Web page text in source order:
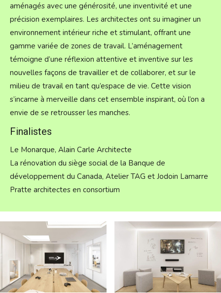
aménagés avec une générosité, une inventivité et une
précision exemplaires. Les architectes ont su imaginer un
environnement intérieur riche et stimulant, offrant une
gamme variée de zones de travail. L’aménagement
témoigne d’une réflexion attentive et inventive sur les
nouvelles façons de travailler et de collaborer, et sur le
milieu de travail en tant qu’espace de vie. Cette vision
s’incarne à merveille dans cet ensemble inspirant, où l’on a
envie de se retrousser les manches.
Finalistes
Le Monarque, Alain Carle Architecte
La rénovation du siège social de la Banque de
développement du Canada, Atelier TAG et Jodoin Lamarre
Pratte architectes en consortium